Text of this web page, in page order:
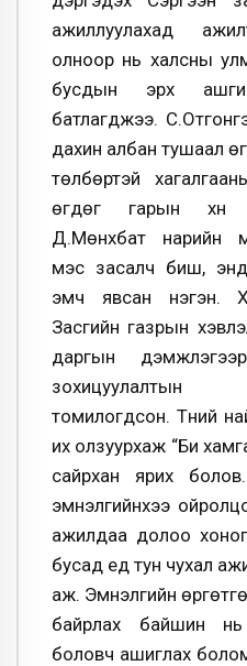
ажиллуулахад
олноор нь халсны
бусдын эрх
батлагджээ.
дахин албан тушаал
төлбөртэй
өгдөг гарын хүн
Д.Мөнхбат нарийн
мэс засалч биш,
эмч явсан нэгэн.
Засгийн газрын
даргын
томилогдсон. Түүний
их олзуурхаж “Би
сайрхан ярих
эмнэлгийнхээ
ажилдаа долоо
бусад үед тун чухал
аж. Эмнэлгийн
байрлах байшин
боловч ашиглах